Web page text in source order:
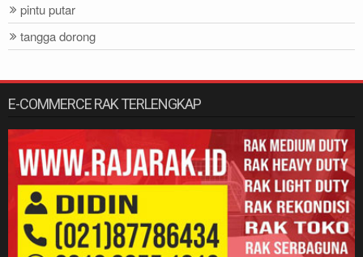
pintu putar
tangga dorong
E-COMMERCE RAK TERLENGKAP